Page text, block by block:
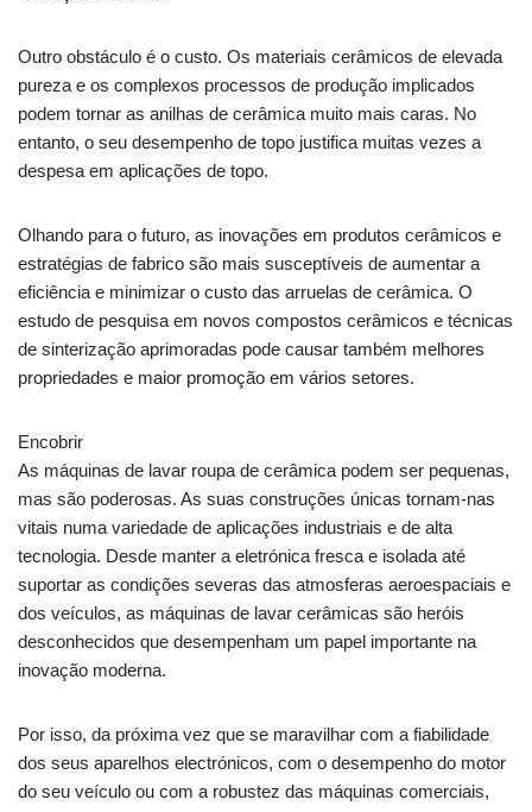
Outro obstáculo é o custo. Os materiais cerâmicos de elevada
pureza e os complexos processos de produção implicados
podem tornar as anilhas de cerâmica muito mais caras. No
entanto, o seu desempenho de topo justifica muitas vezes a
despesa em aplicações de topo.
Olhando para o futuro, as inovações em produtos cerâmicos e
estratégias de fabrico são mais susceptíveis de aumentar a
eficiência e minimizar o custo das arruelas de cerâmica. O
estudo de pesquisa em novos compostos cerâmicos e técnicas
de sinterização aprimoradas pode causar também melhores
propriedades e maior promoção em vários setores.
Encobrir
As máquinas de lavar roupa de cerâmica podem ser pequenas,
mas são poderosas. As suas construções únicas tornam-nas
vitais numa variedade de aplicações industriais e de alta
tecnologia. Desde manter a eletrónica fresca e isolada até
suportar as condições severas das atmosferas aeroespaciais e
dos veículos, as máquinas de lavar cerâmicas são heróis
desconhecidos que desempenham um papel importante na
inovação moderna.
Por isso, da próxima vez que se maravilhar com a fiabilidade
dos seus aparelhos electrónicos, com o desempenho do motor
do seu veículo ou com a robustez das máquinas comerciais,